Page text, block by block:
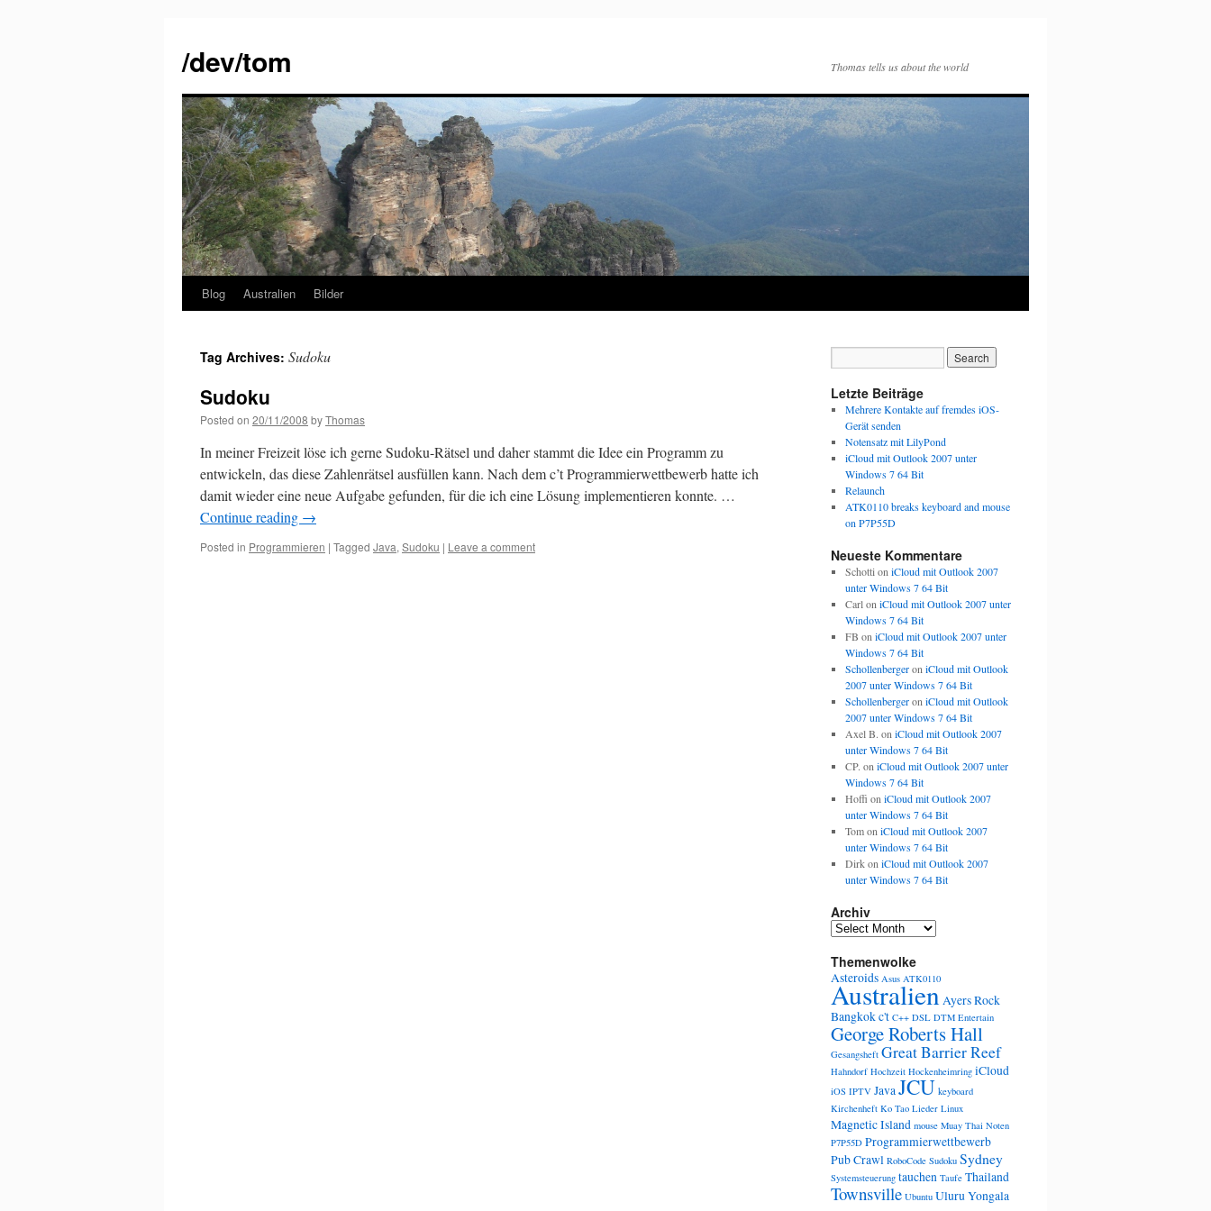
content
/dev/tom Thomas tells us about the world
Blog Australien Bilder
Tag Archives: Sudoku
Sudoku
Posted on 20/11/2008 byThomas
In meiner Freizeit löse ich gerne Sudoku-Rätsel und daher stammt die Idee ein Programm zu
entwickeln, das diese Zahlenrätsel ausfüllen kann. Nach dem c’t Programmierwettbewerb hatte ich
damit wieder eine neue Aufgabe gefunden, für die ich eine Lösung implementieren konnte. …
Continue reading →
Posted in Programmieren | Tagged Java, Sudoku | Leave a comment
Letzte Beiträge
Mehrere Kontakte auf fremdes iOS-
Gerät senden
Notensatz mit LilyPond
iCloud mit Outlook 2007 unter
Windows 7 64 Bit
Relaunch
ATK0110 breaks keyboard and mouse
on P7P55D
Neueste Kommentare
Schotti on iCloud mit Outlook 2007
unter Windows 7 64 Bit
Carlon iCloud mit Outlook 2007 unter
Windows 7 64 Bit
FB on iCloud mit Outlook 2007 unter
Windows 7 64 Bit
Schollenbergeron iCloud mit Outlook
2007 unter Windows 7 64 Bit
Schollenbergeron iCloud mit Outlook
2007 unter Windows 7 64 Bit
Axel B. on iCloud mit Outlook 2007
unter Windows 7 64 Bit
CP. on iCloud mit Outlook 2007 unter
Windows 7 64 Bit
Hoffi on iCloud mit Outlook 2007
unter Windows 7 64 Bit
Tomon iCloud mit Outlook 2007
unter Windows 7 64 Bit
Dirkon iCloud mit Outlook 2007
unter Windows 7 64 Bit
Archiv
Archiv
Themenwolke
Asteroids Asus ATK0110
AustralienAyers Rock
Bangkokc't C++ DSL DTM Entertain
George Roberts Hall
Gesangsheft Great Barrier Reef
Hahndorf Hochzeit Hockenheimring iCloud
iOS IPTV JavaJCU keyboard
Kirchenheft Ko Tao Lieder Linux
Magnetic Island mouse Muay Thai Noten
P7P55D Programmierwettbewerb
Pub Crawl RoboCode Sudoku Sydney
Systemsteuerung tauchen Taufe Thailand
Townsville Ubuntu UluruYongala